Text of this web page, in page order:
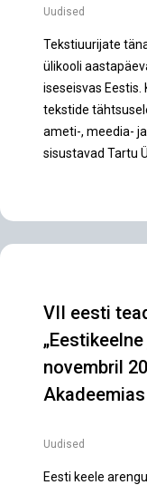
Uudised
Tekstiuurijate
ülikooli
iseseisvas
tekstide
ameti-, meedia-
sisustavad Tartu
VII eesti
novembril
Uudised
Eesti keele